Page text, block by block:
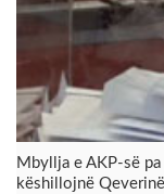
​Mbyllja e AKP-së
këshillojnë